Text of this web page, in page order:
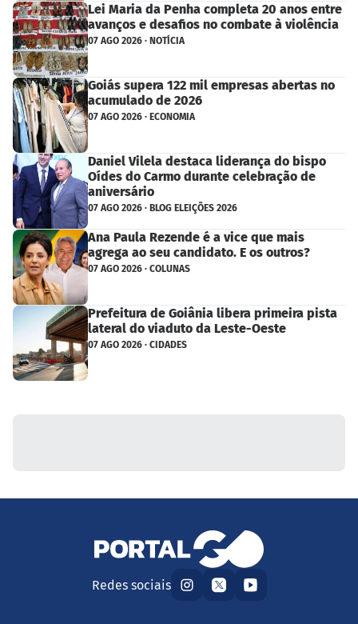
Lei Maria da Penha completa 20 anos entre
avanços e desafios no combate à violência
07 AGO 2026 · NOTÍCIA
Goiás supera 122 mil empresas abertas no
acumulado de 2026
07 AGO 2026 · ECONOMIA
Daniel Vilela destaca liderança do bispo
Oídes do Carmo durante celebração de
aniversário
07 AGO 2026 · BLOG ELEIÇÕES 2026
Ana Paula Rezende é a vice que mais
agrega ao seu candidato. E os outros?
07 AGO 2026 · COLUNAS
Prefeitura de Goiânia libera primeira pista
lateral do viaduto da Leste-Oeste
07 AGO 2026 · CIDADES
Redes sociais